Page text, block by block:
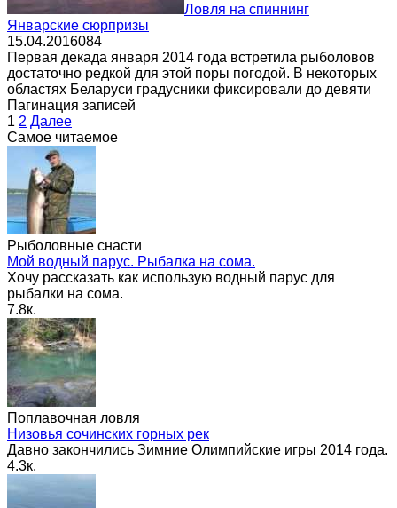
Ловля на спиннинг
Январские сюрпризы
15.04.2016084
Первая декада января 2014 года встретила рыболовов
достаточно редкой для этой поры погодой. В некоторых
областях Беларуси градусники фиксировали до девяти
Пагинация записей
1 2 Далее
Самое читаемое
Рыболовные снасти
Мой водный парус. Рыбалка на сома.
Хочу рассказать как использую водный парус для
рыбалки на сома.
7.8к.
Поплавочная ловля
Низовья сочинских горных рек
Давно закончились Зимние Олимпийские игры 2014 года.
4.3к.